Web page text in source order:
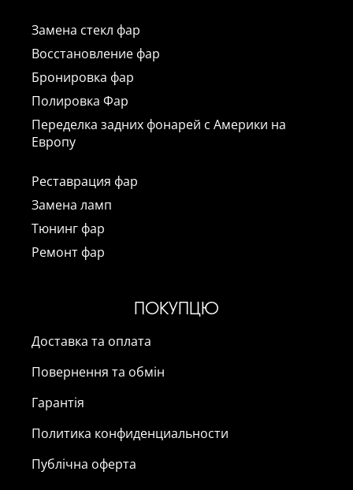
Замена стекл фар
Восстановление фар
Бронировка фар
Полировка Фар
Переделка задних фонарей с Америки на
Европу
Реставрация фар
Замена ламп
Тюнинг фар
Ремонт фар
ПОКУПЦЮ
Доставка та оплата
Повернення та обмін
Гарантія
Политика конфиденциальности
Публічна оферта